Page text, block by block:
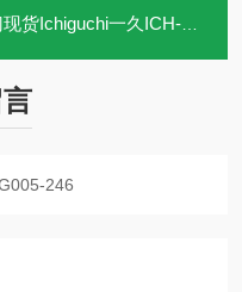
一久ICH-G005-256研磨头